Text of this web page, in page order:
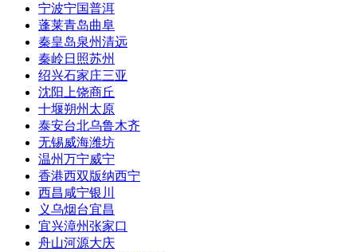
宁波宁国普洱
蓬莱青岛曲阜
秦皇岛泉州清远
秦岭日照苏州
绍兴石家庄三亚
沈阳 上饶商丘
十堰朔州 太原
泰安台北乌鲁木齐
无锡威海潍坊
温州万宁威宁
香港西双版纳西宁
西昌 咸宁银川
义乌烟台宜昌
宜兴漳州张家口
舟山河源大庆